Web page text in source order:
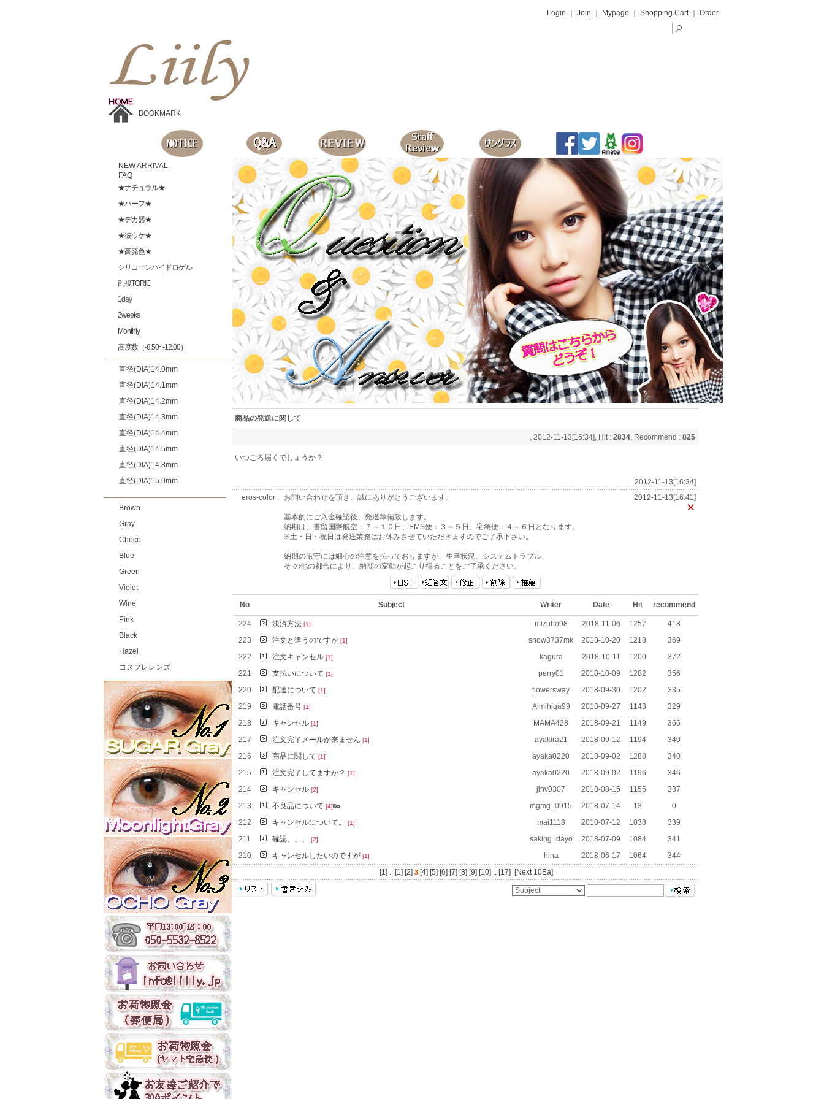
BOOKMARK
Login Join Mypage Shopping Cart｜ Order
NEW ARRIVAL
FAQ
★ナチュラル★
★ハーフ★
★デカ盛★
★彼ウケ★
★高発色★
シリコーンハイドロゲル
乱視TORIC
1day
2weeks
Monthly
高度数（-8.50~-12.00）
直径(DIA)14.0mm
直径(DIA)14.1mm
直径(DIA)14.2mm
直径(DIA)14.3mm
直径(DIA)14.4mm
直径(DIA)14.5mm
直径(DIA)14.8mm
直径(DIA)15.0mm
Brown
Gray
Choco
Blue
Green
Violet
Wine
Pink
Black
Hazel
コスプレレンズ
商品の発送に関して
, 2012-11-13[16:34], Hit : 2834, Recommend : 825
いつごろ届くでしょうか？
2012-11-13[16:34]
eros-color :
お問い合わせを頂き、誠にありがとうございます。
基本的にご入金確認後、発送準備致します。
納期は、書留国際航空：７～１０日、EMS便：３～５日、宅急便：４～６日となります。
※土・日・祝日は発送業務はお休みさせていただきますのでご了承下さい。
納期の厳守には細心の注意を払っておりますが、生産状況、システムトラブル、
そ の他の都合により、納期の変動が起こり得ることをご了承ください。
2012-11-13[16:41]
No Subject Writer Date Hit recommend
224 決済方法 [1] mizuho98 2018-11-06 1257
418
223
注文と違うのですが [1] snow3737mk 2018-10-20 1218
369
222
注文キャンセル [1] kagura 2018-10-11 1200
372
221
支払いについて [1] perry01 2018-10-09 1282
356
220
配送について [1] flowersway 2018-09-30 1202
335
219
電話番号 [1] Aimihiga99 2018-09-27 1143
329
218
キャンセル [1] MAMA428 2018-09-21 1149
366
217
注文完了メールが来ません [1] ayakira21 2018-09-12 1194
340
216
商品に関して [1] ayaka0220 2018-09-02 1288
340
215
注文完了してますか？ [1] ayaka0220 2018-09-02 1196
346
214
キャンセル [2] jinv0307 2018-08-15 1155
337
213
不良品について [4] mgmg_0915 2018-07-14 13
0
212
キャンセルについて。 [1] mai1118 2018-07-12 1038
339
211
確認、、、 [2] saking_dayo 2018-07-09 1084
341
210
キャンセルしたいのですが [1] hina 2018-06-17 1064
344
[1] .. [1] [2] 3 [4] [5] [6] [7] [8] [9] [10] .. [17] [Next 10Ea]